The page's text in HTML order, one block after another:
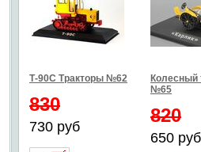
Т-90С Тракторы №62
830
730 руб
Колесный
№65
820
650 руб